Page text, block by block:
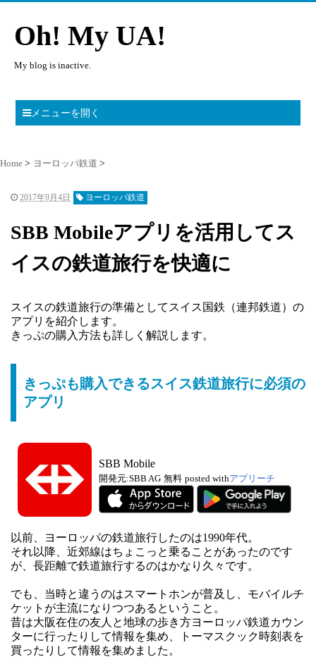
Oh! My UA!
My blog is inactive.
メニューを開く
Home ヨーロッパ鉄道
2017年9月4日 ヨーロッパ鉄道
SBB Mobileアプリを活用してス
イスの鉄道旅行を快適に
スイスの鉄道旅行の準備としてスイス国鉄（連邦鉄道）の
アプリを紹介します。
きっぷの購入方法も詳しく解説します。
きっぷも購入できるスイス鉄道旅行に必須の
アプリ
SBB Mobile
開発元:SBB AG 無料 posted withアプリーチ
以前、ヨーロッパの鉄道旅行したのは1990年代。
それ以降、近郊線はちょこっと乗ることがあったのです
が、長距離で鉄道旅行するのはかなり久々です。
でも、当時と違うのはスマートホンが普及し、モバイルチ
ケットが主流になりつつあるということ。
昔は大阪在住の友人と地球の歩き方ヨーロッパ鉄道カウン
ターに行ったりして情報を集め、トーマスクック時刻表を
買ったりして情報を集めました。